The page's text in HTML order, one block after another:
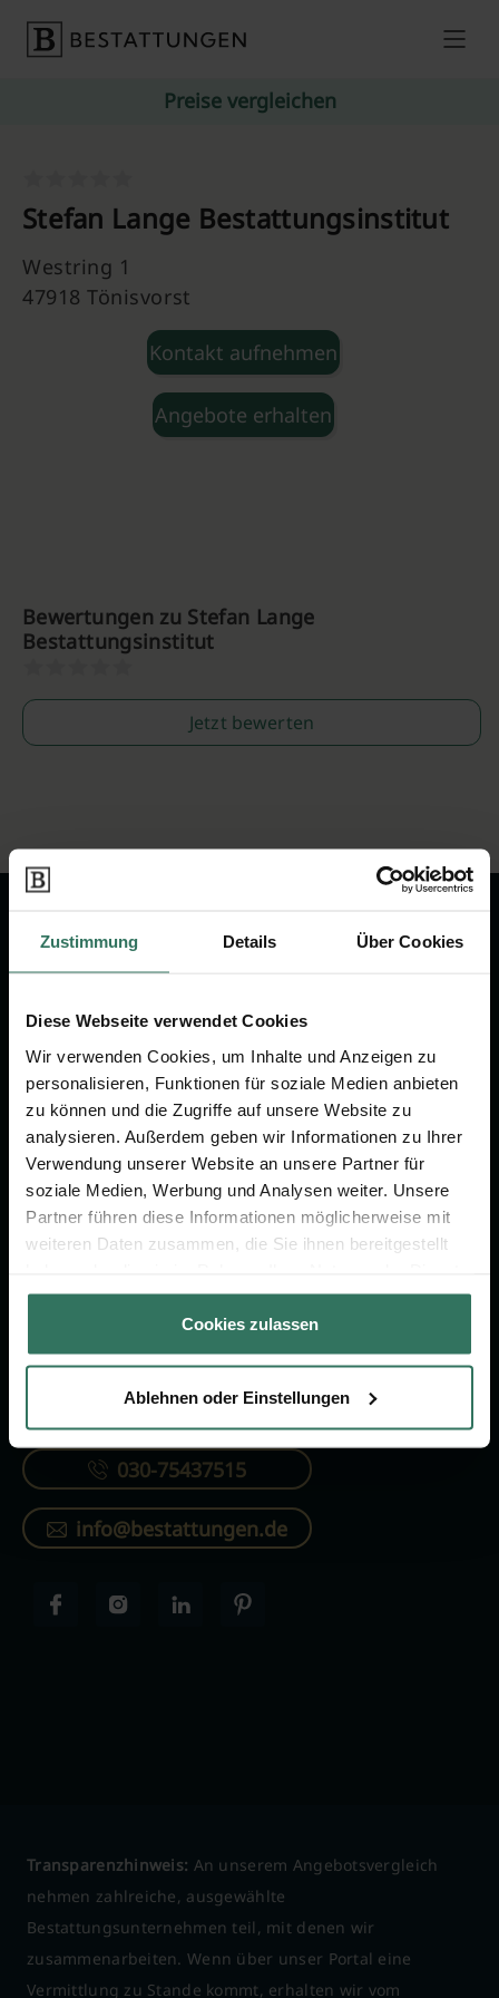
Zustimmung Details Über Cookies
Diese Webseite verwendet Cookies
Wir verwenden Cookies, um Inhalte und Anzeigen zu
personalisieren, Funktionen für soziale Medien anbieten
zu können und die Zugriffe auf unsere Website zu
analysieren. Außerdem geben wir Informationen zu Ihrer
Verwendung unserer Website an unsere Partner für
soziale Medien, Werbung und Analysen weiter. Unsere
Partner führen diese Informationen möglicherweise mit
weiteren Daten zusammen, die Sie ihnen bereitgestellt
gesammelt haben.
Cookies zulassen
Ablehnen oder Einstellungen
Preise vergleichen
Stefan Lange Bestattungsinstitut
Westring 1
47918 Tönisvorst
Kontakt aufnehmen
Angebote erhalten
Bewertungen zu Stefan Lange
Bestattungsinstitut
Jetzt bewerten
Wir sind Ihr Ansprechpartner rund
um das Thema Bestattung &
Jetzt beraten lassen
FÜR SIE
Vergleich
FÜR BESTATTER
Online-Portal
030-75437515
info@bestattungen.de
Transparenzhinweis: An unserem Angebotsvergleich
nehmen zahlreiche, ausgewählte
Bestattungsunternehmen teil, mit denen wir
zusammenarbeiten. Wenn über unser Portal eine
Vermittlung zu Stande kommt, erhalten wir vom